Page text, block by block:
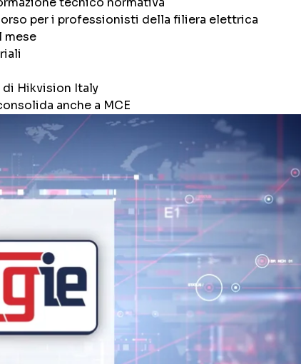
per i professionisti della filiera elettrica
mese
Hikvision Italy
anche a MCE